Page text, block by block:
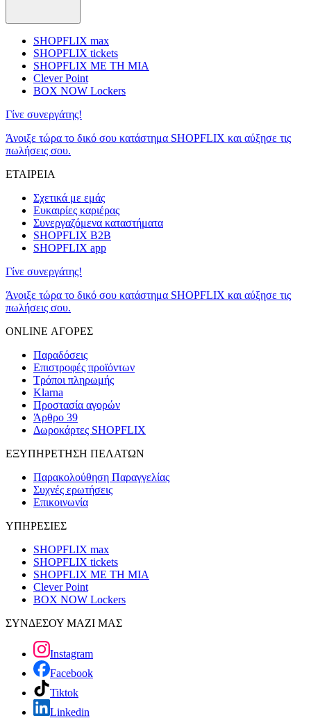
SHOPFLIX max
SHOPFLIX tickets
SHOPFLIX ΜΕ ΤΗ ΜΙΑ
Clever Point
BOX NOW Lockers
Γίνε συνεργάτης!
Άνοιξε τώρα το δικό σου κατάστημα SHOPFLIX και αύξησε τις
πωλήσεις σου.
ΕΤΑΙΡΕΙΑ
Σχετικά με εμάς
Ευκαιρίες καριέρας
Συνεργαζόμενα καταστήματα
SHOPFLIX B2B
SHOPFLIX app
Γίνε συνεργάτης!
Άνοιξε τώρα το δικό σου κατάστημα SHOPFLIX και αύξησε τις
πωλήσεις σου.
ONLINE ΑΓΟΡΕΣ
Παραδόσεις
Επιστροφές προϊόντων
Τρόποι πληρωμής
Klarna
Προστασία αγορών
Άρθρο 39
Δωροκάρτες SHOPFLIX
ΕΞΥΠΗΡΕΤΗΣΗ ΠΕΛΑΤΩΝ
Παρακολούθηση Παραγγελίας
Συχνές ερωτήσεις
Επικοινωνία
ΥΠΗΡΕΣΙΕΣ
SHOPFLIX max
SHOPFLIX tickets
SHOPFLIX ΜΕ ΤΗ ΜΙΑ
Clever Point
BOX NOW Lockers
ΣΥΝΔΕΣΟΥ ΜΑΖΙ ΜΑΣ
Instagram
Facebook
Tiktok
Linkedin